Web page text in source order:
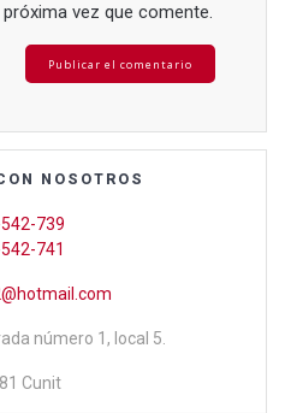
vez que comente.
NOSOTROS
739
741
número 1, local 5.
Cunit